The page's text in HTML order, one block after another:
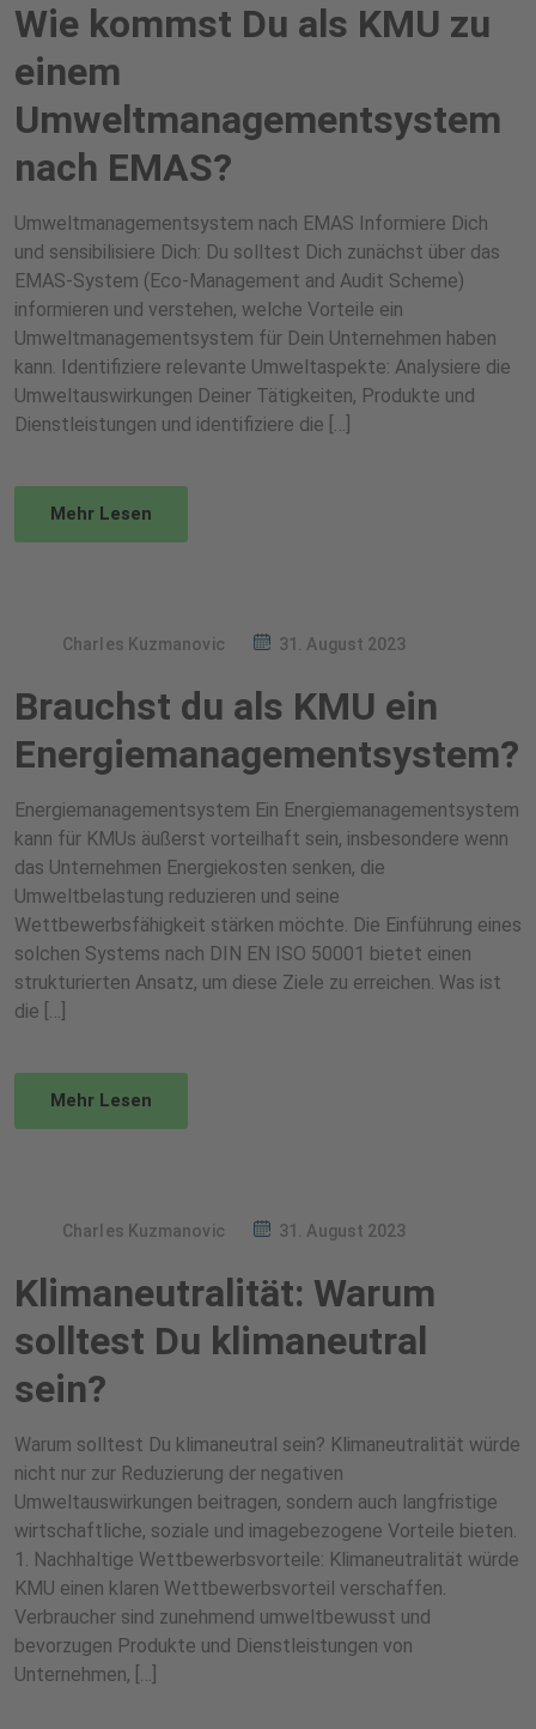
Wie kommst Du als KMU zu
einem
Umweltmanagementsystem
nach EMAS?
Umweltmanagementsystem nach EMAS Informiere Dich
und sensibilisiere Dich: Du solltest Dich zunächst über das
EMAS-System (Eco-Management and Audit Scheme)
informieren und verstehen, welche Vorteile ein
Umweltmanagementsystem für Dein Unternehmen haben
kann. Identifiziere relevante Umweltaspekte: Analysiere die
Umweltauswirkungen Deiner Tätigkeiten, Produkte und
Dienstleistungen und identifiziere die […]
Mehr Lesen
Charles Kuzmanovic 31. August 2023
Brauchst du als KMU ein
Energiemanagementsystem?
Energiemanagementsystem Ein Energiemanagementsystem
kann für KMUs äußerst vorteilhaft sein, insbesondere wenn
das Unternehmen Energiekosten senken, die
Umweltbelastung reduzieren und seine
Wettbewerbsfähigkeit stärken möchte. Die Einführung eines
solchen Systems nach DIN EN ISO 50001 bietet einen
strukturierten Ansatz, um diese Ziele zu erreichen. Was ist
die […]
Mehr Lesen
Charles Kuzmanovic 31. August 2023
Klimaneutralität: Warum
solltest Du klimaneutral
sein?
Warum solltest Du klimaneutral sein? Klimaneutralität würde
nicht nur zur Reduzierung der negativen
Umweltauswirkungen beitragen, sondern auch langfristige
wirtschaftliche, soziale und imagebezogene Vorteile bieten.
1. Nachhaltige Wettbewerbsvorteile: Klimaneutralität würde
KMU einen klaren Wettbewerbsvorteil verschaffen.
Verbraucher sind zunehmend umweltbewusst und
bevorzugen Produkte und Dienstleistungen von
Unternehmen, […]